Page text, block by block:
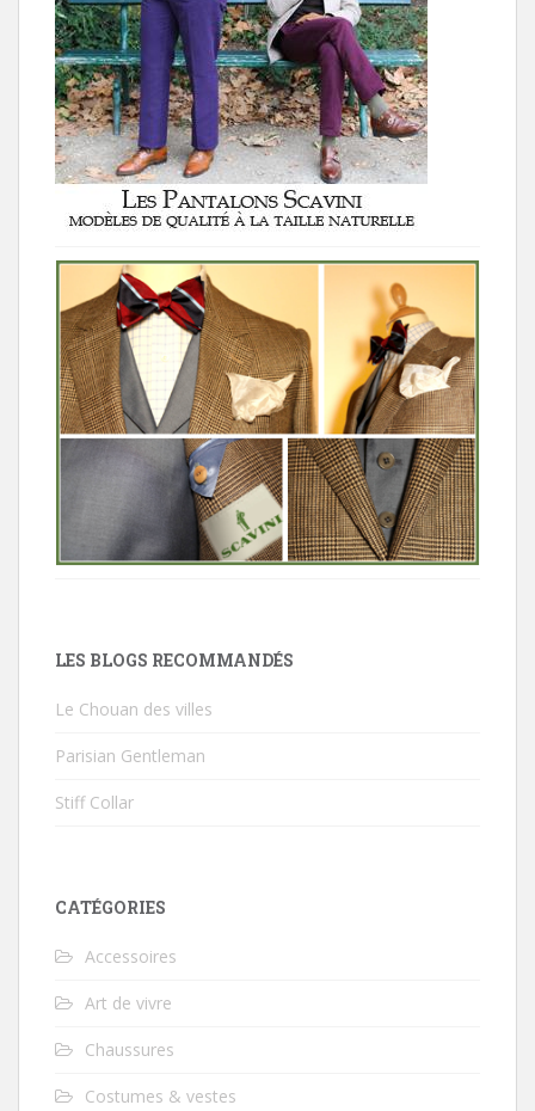
LES BLOGS RECOMMANDÉS
Le Chouan des villes
Parisian Gentleman
Stiff Collar
CATÉGORIES
Accessoires
Art de vivre
Chaussures
Costumes & vestes